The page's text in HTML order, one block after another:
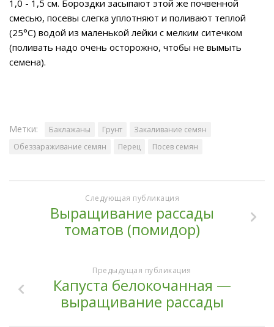
1,0 - 1,5 см. Бороздки засыпают этой же почвенной
смесью, посевы слегка уплотняют и поливают теплой
(25°С) водой из маленькой лейки с мелким ситечком
(поливать надо очень осторожно, чтобы не вымыть
семена).
Метки: Баклажаны Грунт
Закаливание семян
Обеззараживание семян
Перец Посев семян
Следующая публикация
Выращивание рассады
томатов (помидор)
Предыдущая публикация
Капуста белокочанная —
выращивание рассады